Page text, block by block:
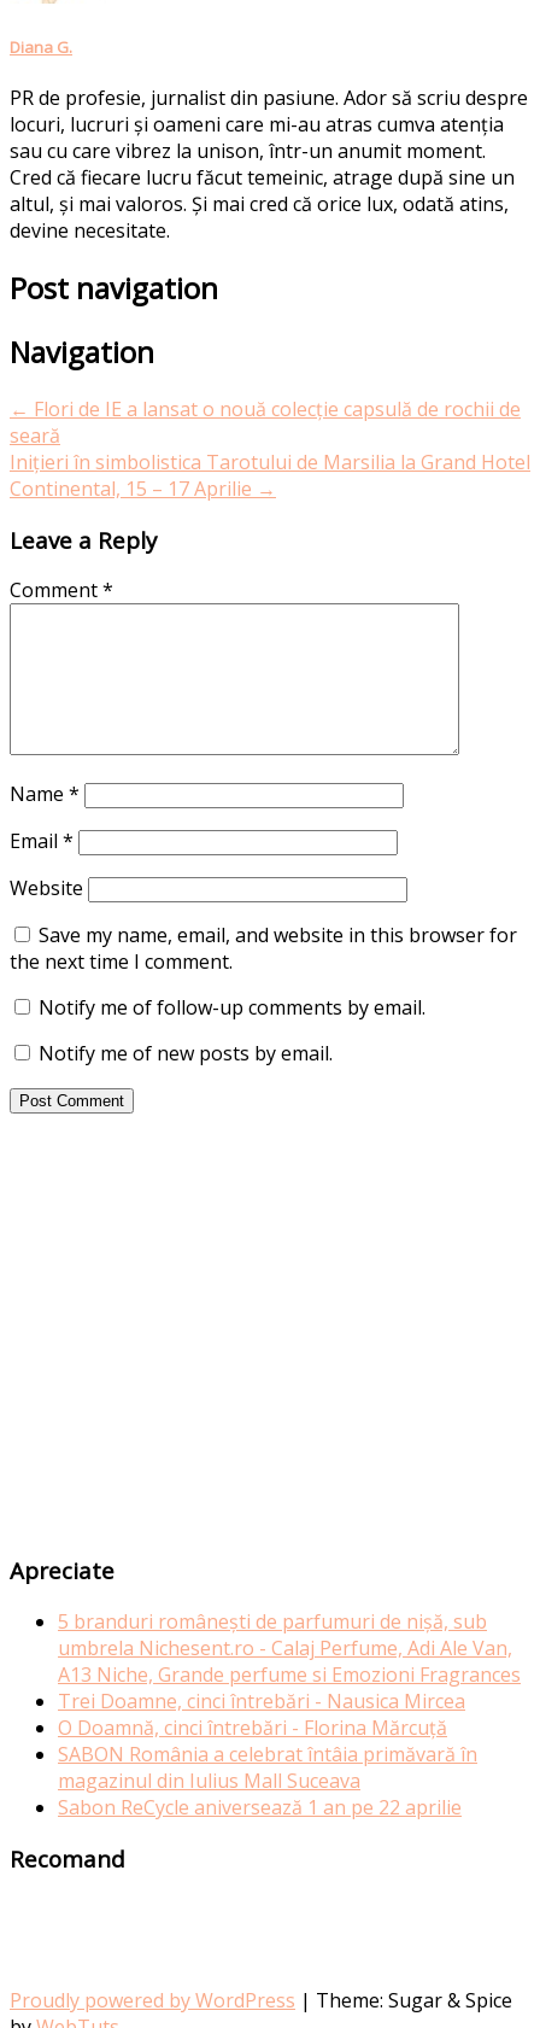
Diana G.
PR de profesie, jurnalist din pasiune. Ador să scriu despre
locuri, lucruri și oameni care mi-au atras cumva atenția
sau cu care vibrez la unison, într-un anumit moment.
Cred că fiecare lucru făcut temeinic, atrage după sine un
altul, și mai valoros. Și mai cred că orice lux, odată atins,
devine necesitate.
Post navigation
Navigation
← Flori de IE a lansat o nouă colecție capsulă de rochii de
seară
Inițieri în simbolistica Tarotului de Marsilia la Grand Hotel
Continental, 15 – 17 Aprilie →
Leave a Reply
Comment*
Name *
Email *
Website
Save my name, email, and website in this browser for
the next time I comment.
Notify me of follow-up comments by email.
Notify me of new posts by email.
Apreciate
5 branduri românești de parfumuri de nișă, sub
umbrela Nichesent.ro - Calaj Perfume, Adi Ale Van,
A13 Niche, Grande perfume si Emozioni Fragrances
Trei Doamne, cinci întrebări - Nausica Mircea
O Doamnă, cinci întrebări - Florina Mărcuță
SABON România a celebrat întâia primăvară în
magazinul din Iulius Mall Suceava
Sabon ReCycle aniversează 1 an pe 22 aprilie
Recomand
Proudly powered by WordPress | Theme: Sugar & Spice